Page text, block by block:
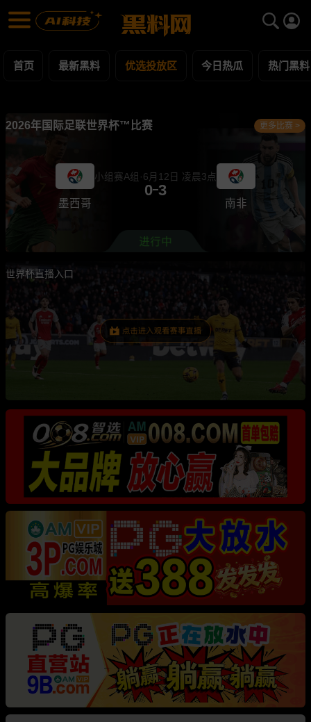
优选投放区 每日更新黑料吃瓜爆料
首页 最新黑料 优选投放区 今日热瓜 热门黑料
2026年国际足联世界杯™比赛 更多比赛 >
墨西哥
小组赛A组·6月12日 凌晨3点
0 3
南非
世界杯直播入口